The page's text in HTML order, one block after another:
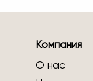
Компания
О нас